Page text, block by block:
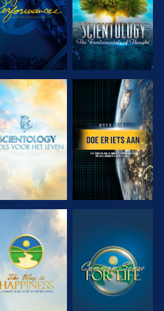
VERKEN DE
SERIE
KIJK
KIJK KIJK